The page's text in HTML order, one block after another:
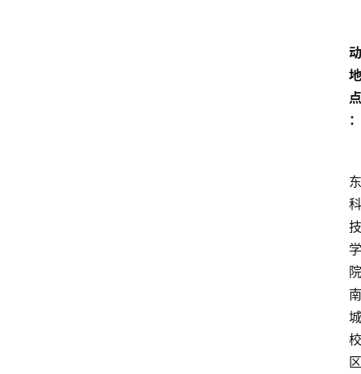
动
地
点
：
东
科
技
学
院
南
城
校
区